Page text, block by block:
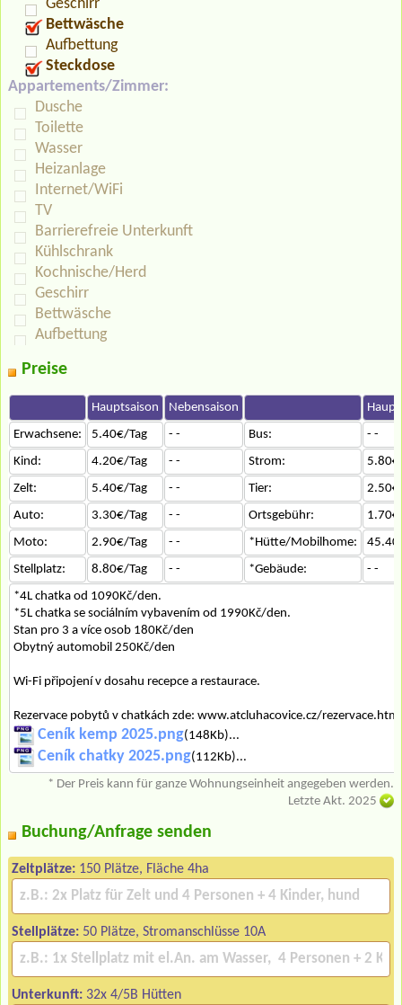
Geschirr
Bettwäsche
Aufbettung
Steckdose
Appartements/Zimmer:
Dusche
Toilette
Wasser
Heizanlage
Internet/WiFi
TV
Barrierefreie Unterkunft
Kühlschrank
Kochnische/Herd
Geschirr
Bettwäsche
Aufbettung
Preise
Hauptsaison Nebensaison
Erwachsene:
5.40€/Tag - - Bus:
- -
Kind:
4.20€/Tag - - Strom:
Zelt:
5.40€/Tag - - Tier:
Auto:
3.30€/Tag - - Ortsgebühr:
Moto:
2.90€/Tag - - *Hütte/Mobilhome:
Stellplatz:
8.80€/Tag - - *Gebäude:
- -
*4L chatka od 1090Kč/den.
*5L chatka se sociálním vybavením od 1990Kč/den.
Stan pro 3 a více osob 180Kč/den
Obytný automobil 250Kč/den
Wi-Fi připojení v dosahu recepce a restaurace.
Rezervace pobytů v chatkách zde: www.atcluhacovice.cz/rezervace.html
Ceník kemp 2025.png(148Kb)...
Ceník chatky 2025.png(112Kb)...
* Der Preis kann für ganze Wohnungseinheit angegeben werden.
Letzte Akt. 2025
Buchung/Anfrage senden
Zeltplätze: 150 Plätze, Fläche 4ha
Stellplätze: 50 Plätze, Stromanschlüsse 10A
Unterkunft: 32x 4/5B Hütten